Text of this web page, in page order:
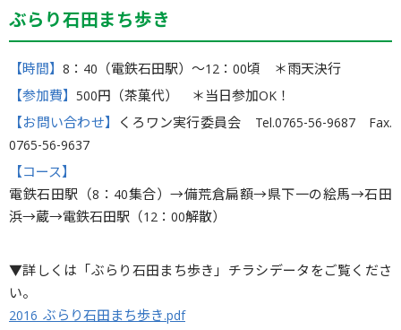
ぶらり石田まち歩き
【時間】 8：40（電鉄石田駅）〜12：00頃 ＊雨天決行
【参加費】 500円（茶菓代） ＊当日参加OK！
【お問い合わせ】 くろワン実行委員会 Tel.0765-56-9687 Fax.
0765-56-9637
【コース】
電鉄石田駅（8：40集合）→備荒倉扁額→県下一の絵馬→石田
浜→蔵→電鉄石田駅（12：00解散）
▼詳しくは「ぶらり石田まち歩き」チラシデータをご覧くださ
い。
2016_ぶらり石田まち歩き.pdf